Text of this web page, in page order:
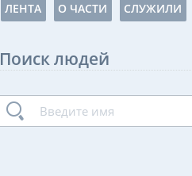
ЛЕНТА О ЧАСТИ СЛУЖИЛИ
Поиск людей